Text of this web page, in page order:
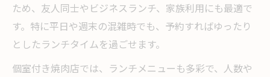
ため、友人同士やビジネスランチ、家族利用にも最適で
す。特に平日や週末の混雑時でも、予約すればゆったり
としたランチタイムを過ごせます。
個室付き焼肉店では、ランチメニューも多彩で、人数や